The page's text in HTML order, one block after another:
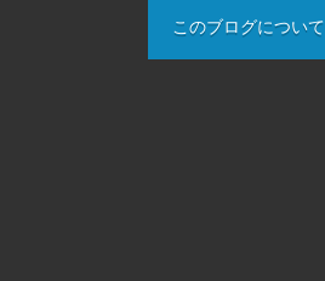
このブログについて